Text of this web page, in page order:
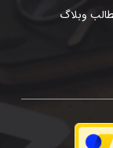
وبلاگ